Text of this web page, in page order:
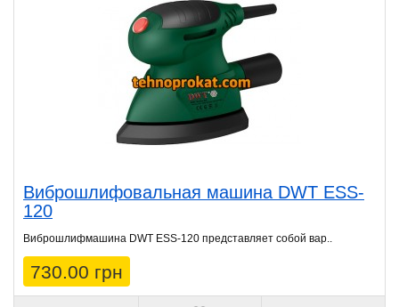
Виброшлифовальная машина DWT ESS-
120
Виброшлифмашина DWT ESS-120 представляет собой вар..
730.00 грн